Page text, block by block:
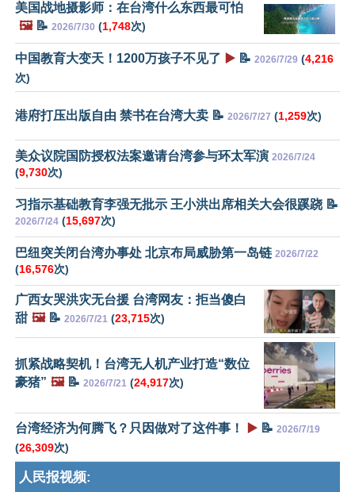
美国战地摄影师：在台湾什么东西最可怕
🖼️📝 2026/7/30 (1,748次)
中国教育大变天！1200万孩子不见了 ▶️ 📝 2026/7/29 (4,216
次)
港府打压出版自由 禁书在台湾大卖 📝 2026/7/27 (1,259次)
美众议院国防授权法案邀请台湾参与环太军演 2026/7/24
(9,730次)
习指示基础教育李强无批示 王小洪出席相关大会很蹊跷 📝
2026/7/24 (15,697次)
巴纽突关闭台湾办事处 北京布局威胁第一岛链 2026/7/22
(16,576次)
广西女哭洪灾无台援 台湾网友：拒当傻白
甜 🖼️📝 2026/7/21 (23,715次)
抓紧战略契机！台湾无人机产业打造“数位
豪猪” 🖼️📝 2026/7/21 (24,917次)
台湾经济为何腾飞？只因做对了这件事！ ▶️ 📝 2026/7/19
(26,309次)
人民报视频: